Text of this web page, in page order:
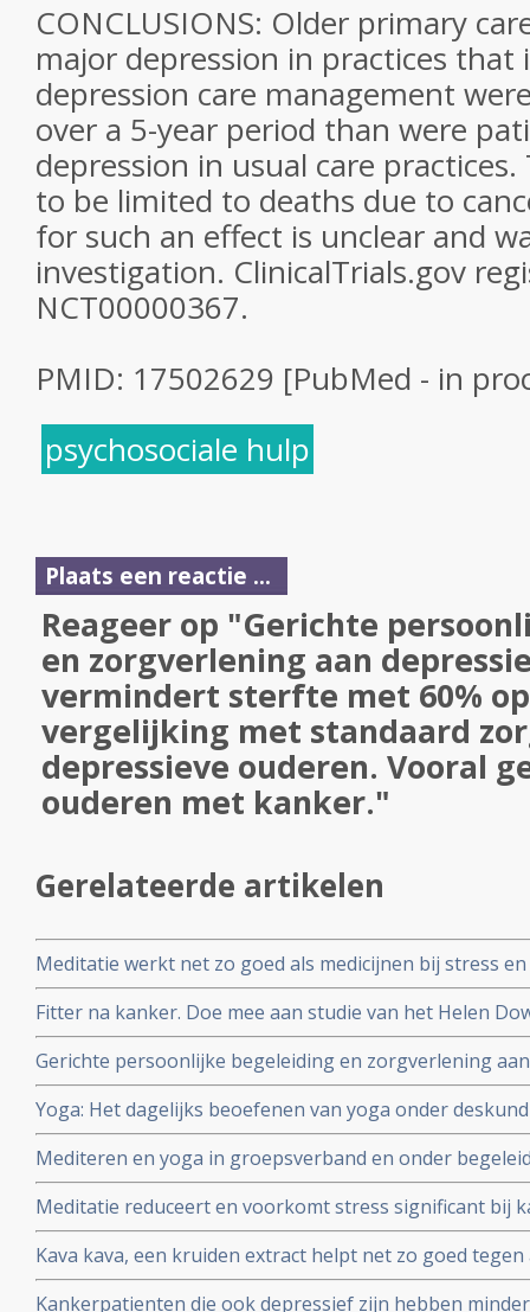
CONCLUSIONS: Older primary
major depression in practices
depression care management
over a 5-year period than were
depression in usual care
to be limited to deaths due to
for such an effect is unclear and
investigation. ClinicalTrials.gov
NCT00000367.
PMID: 17502629 [PubMed - in
psychosociale hulp
Plaats een reactie ...
Reageer op "Gerichte
en zorgverlening aan
vermindert sterfte met 60%
vergelijking met standaard
depressieve ouderen. Vooral
ouderen met kanker."
Gerelateerde artikelen
Meditatie werkt net zo goed als medicijnen bij stress
analyse van 47 studies
Fitter na kanker. Doe mee aan studie van het Helen
effecten van vermoeidheid na te zijn behandeld voor
Gerichte persoonlijke begeleiding en zorgverlening
vermindert sterfte met 60% op 5-jaars basis in
depressieve ouderen. Vooral geldt dit voor ouderen
Yoga: Het dagelijks beoefenen van yoga onder
significant psychische klachten en herstelt abnormale
immuunfunctie bij patiënten met uitgezaaide
Mediteren en yoga in groepsverband en onder
kwaliteit van leven en psychologische klachten bij
overleven..Vooral (ex) borstkankerpatienten hebben
Meditatie reduceert en voorkomt stress significant bij
positieve invloed op kwaliteit van leven en verwerking
Kava kava, een kruiden extract helpt net zo goed
((GAB) dan medicijnen als Opipramol en Buspirone
Kankerpatienten die ook depressief zijn hebben